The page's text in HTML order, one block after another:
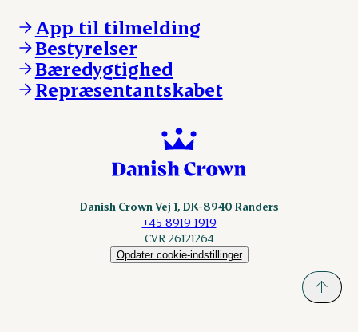
Nyheder
Login
Kontakt os
Notering
Nyheder
Login
App til tilmelding
Bestyrelser
Bæredygtighed
Repræsentantskabet
Danish Crown Vej 1, DK-8940 Randers
+45 8919 1919
CVR 26121264
Opdater cookie-indstillinger